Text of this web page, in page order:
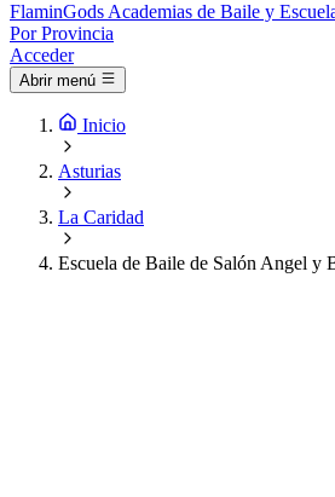
FlaminGods Academias de Baile y
Por Provincia
Acceder
Abrir menú
Inicio
Asturias
La Caridad
Escuela de Baile de Salón Angel y